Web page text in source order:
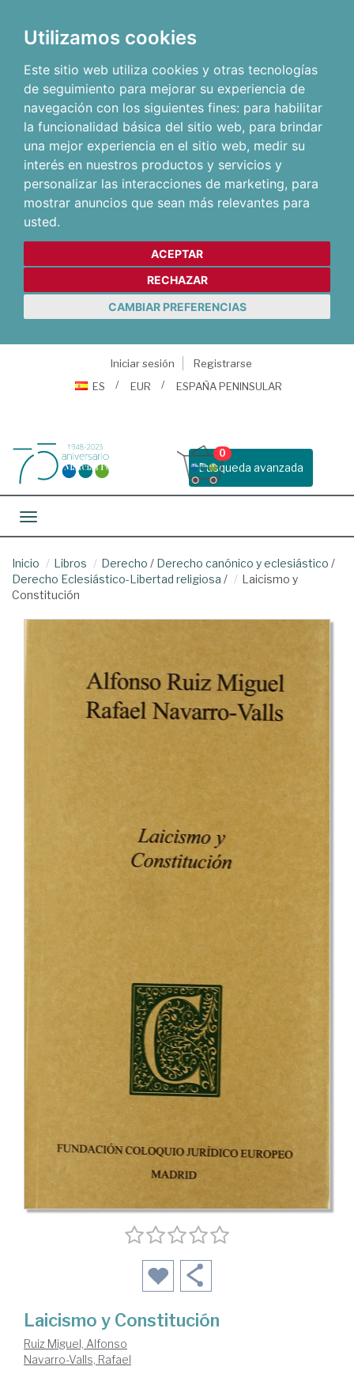
Utilizamos cookies
Este sitio web utiliza cookies y otras tecnologías
de seguimiento para mejorar su experiencia de
navegación con los siguientes fines: para habilitar
la funcionalidad básica del sitio web, para brindar
una mejor experiencia en el sitio web, medir su
interés en nuestros productos y servicios y
personalizar las interacciones de marketing, para
mostrar anuncios que sean más relevantes para
usted.
ACEPTAR
RECHAZAR
CAMBIAR PREFERENCIAS
Iniciar sesión
Registrarse
ES
EUR ESPAÑA PENINSULAR
Busqueda avanzada
0
Toggle navigation
Inicio Libros Derecho / Derecho canónico y eclesiástico /
Derecho Eclesiástico-Libertad religiosa /
Laicismo y
Constitución
Laicismo y Constitución
Ruiz Miguel, Alfonso
Navarro-Valls, Rafael